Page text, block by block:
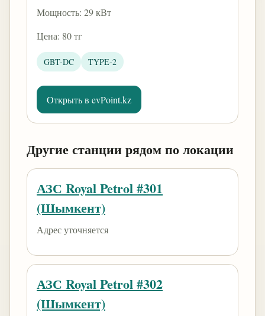
Мощность: 29 кВт
Цена: 80 тг
GBT-DC TYPE-2
Открыть в evPoint.kz
Другие станции рядом по локации
АЗС Royal Petrol #301
(Шымкент)
Адрес уточняется
АЗС Royal Petrol #302
(Шымкент)